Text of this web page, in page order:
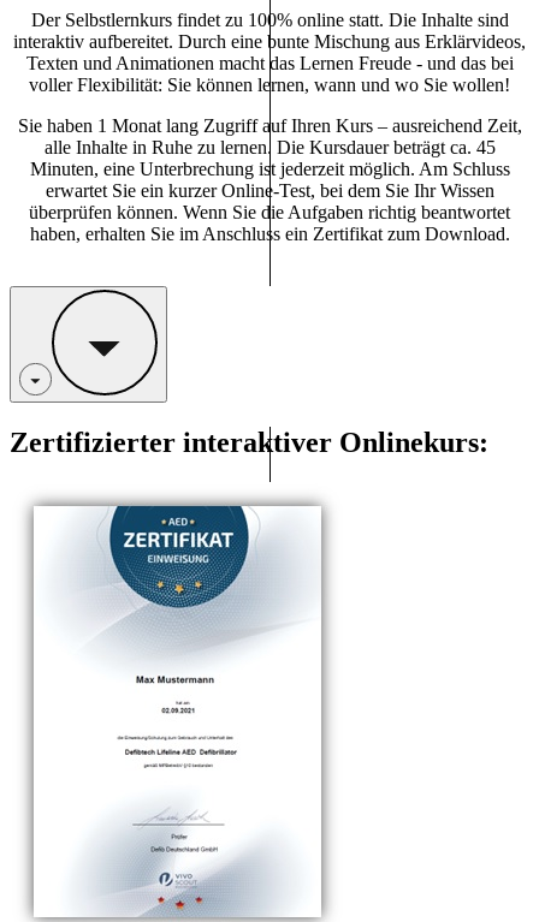
Der Selbstlernkurs findet zu 100% online statt. Die Inhalte sind
interaktiv aufbereitet. Durch eine bunte Mischung aus Erklärvideos,
Texten und Animationen macht das Lernen Freude - und das bei
voller Flexibilität: Sie können lernen, wann und wo Sie wollen!
Sie haben 1 Monat lang Zugriff auf Ihren Kurs – ausreichend Zeit,
alle Inhalte in Ruhe zu lernen. Die Kursdauer beträgt ca. 45
Minuten, eine Unterbrechung ist jederzeit möglich. Am Schluss
erwartet Sie ein kurzer Online-Test, bei dem Sie Ihr Wissen
überprüfen können. Wenn Sie die Aufgaben richtig beantwortet
haben, erhalten Sie im Anschluss ein Zertifikat zum Download.
Zertifizierter interaktiver Onlinekurs: